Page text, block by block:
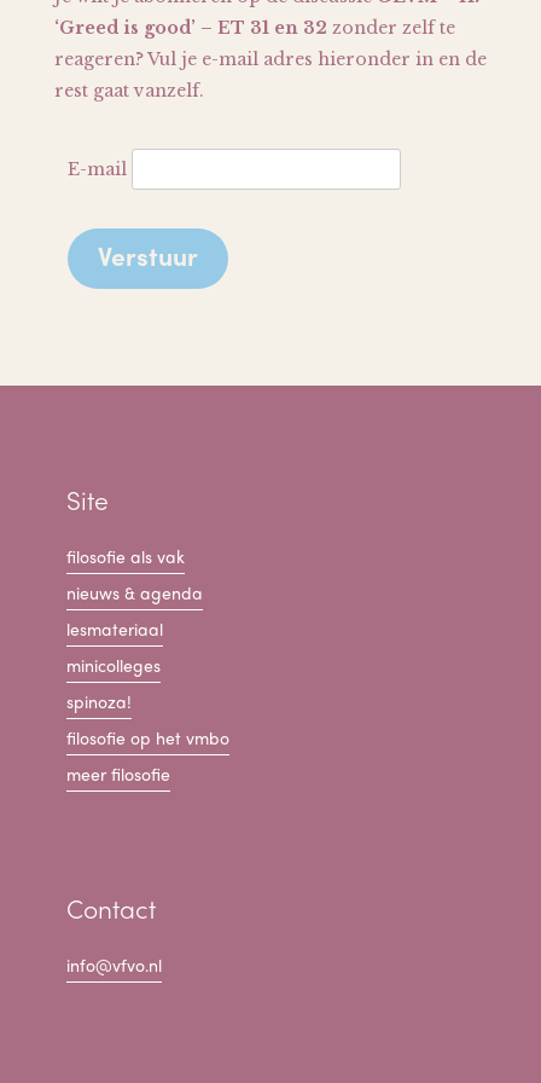
‘Greed is good’ – ET 31 en 32 zonder zelf te
reageren? Vul je e-mail adres hieronder in en de
rest gaat vanzelf.
E-mail
Site
filosofie als vak
nieuws & agenda
lesmateriaal
minicolleges
spinoza!
filosofie op het vmbo
meer filosofie
Contact
info@vfvo.nl